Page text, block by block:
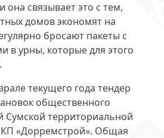
она связывает это с тем,
домов экономят на
бросают пакеты с
в урны, которые для этого
текущего года тендер
общественного
Сумской территориальной
«Дорремстрой». Общая